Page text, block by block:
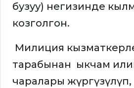
бузуу) негизинде
козголгон.
Милиция
тарабынан ыкчам
чаралары